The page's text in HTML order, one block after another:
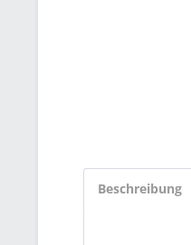
Beschreibung